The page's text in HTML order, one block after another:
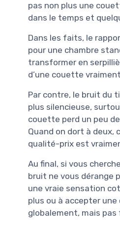
pas non plus une
dans le temps et
Dans les faits, le
pour une chambre
transformer en
d’une couette
Par contre, le bruit du
plus silencieuse,
couette perd un peu
Quand on dort à deux,
qualité-prix est
Au final, si vous
bruit ne vous dérange
une vraie sensation
plus ou à accepter
globalement, mais